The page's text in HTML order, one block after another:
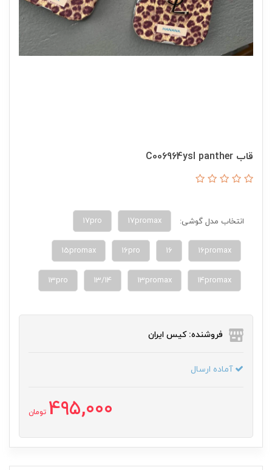
قاب C006964ysl panther
انتخاب مدل گوشی: 17promax
17pro
16promax
16
16pro
15promax
14promax
13promax
13/14
13pro
فروشنده: کیس ایران
آماده ارسال
495,000 تومان